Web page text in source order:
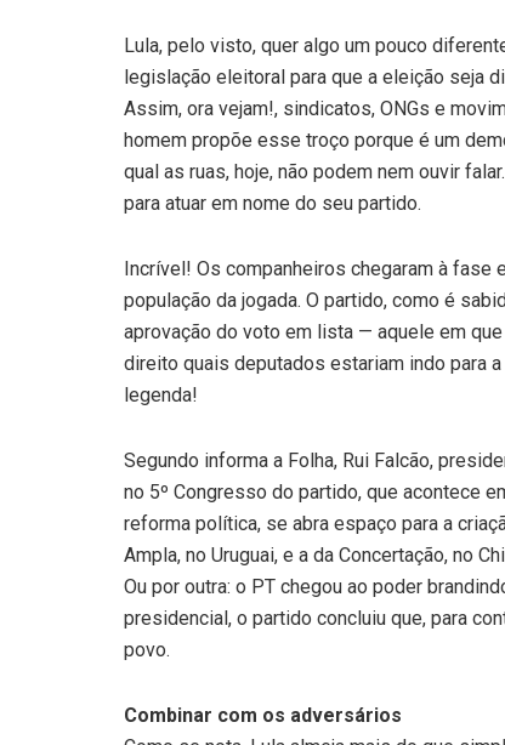
Lula, pelo visto, quer algo um pouco
legislação eleitoral para que a eleição seja
Assim, ora vejam!, sindicatos, ONGs e
homem propõe esse troço porque é um
qual as ruas, hoje, não podem nem ouvir
para atuar em nome do seu partido.
Incrível! Os companheiros chegaram à fase
população da jogada. O partido, como é
aprovação do voto em lista — aquele em
direito quais deputados estariam indo para
legenda!
Segundo informa a Folha, Rui Falcão,
no 5º Congresso do partido, que acontece
reforma política, se abra espaço para a
Ampla, no Uruguai, e a da Concertação, no
Ou por outra: o PT chegou ao poder
presidencial, o partido concluiu que, para
povo.
Combinar com os adversários